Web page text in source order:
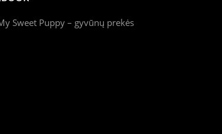
Sweet Puppy – gyvūnų prekės